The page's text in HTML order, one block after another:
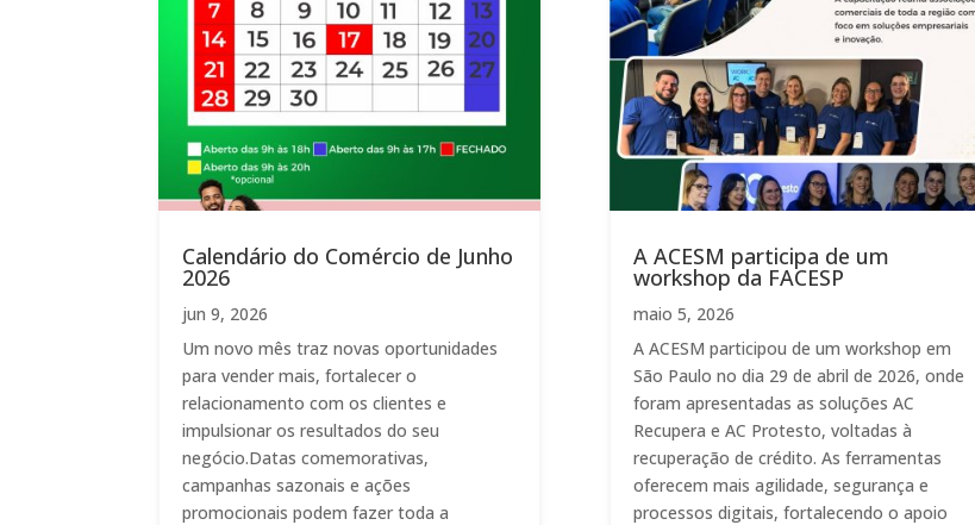
Calendário do Comércio de Junho
2026
jun 9, 2026
Um novo mês traz novas oportunidades
para vender mais, fortalecer o
relacionamento com os clientes e
impulsionar os resultados do seu
negócio.Datas comemorativas,
campanhas sazonais e ações
promocionais podem fazer toda a
A ACESM participa de um
workshop da FACESP
maio 5, 2026
A ACESM participou de um workshop em
São Paulo no dia 29 de abril de 2026, onde
foram apresentadas as soluções AC
Recupera e AC Protesto, voltadas à
recuperação de crédito. As ferramentas
oferecem mais agilidade, segurança e
processos digitais, fortalecendo o apoio